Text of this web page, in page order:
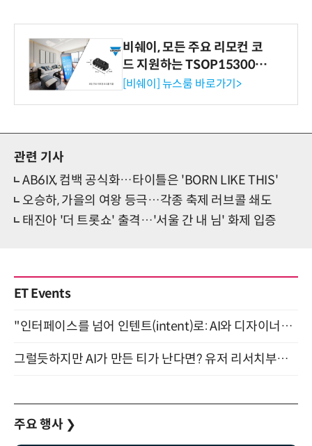
비쉐이, 모든 주요 리모컨 코
드 지원하는 TSOP15300 시
리즈 IR 수신기 출시
[비쉐이] 뉴스룸 바로가기>
관련 기사
AB6IX, 컴백 공식화…타이틀은 'BORN LIKE THIS'
오승하, 가을의 여왕 등극…각종 축제 러브콜 쇄도
태진아 '더 트롯쇼' 출격…'서울 간 내 님' 화제 입증
ET Events
"인터페이스를 넘어 인텐트(intent)로: AI와 디자이너가 함께 만드는 공존의 UX" 강남역 (9/2)
그럴듯하지만 AI가 만든 티가 난다면? 유저 리서치부터 배포까지! (9/15)
주요 행사 ❯